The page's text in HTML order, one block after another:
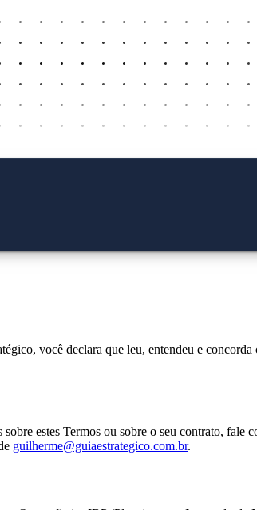
você declara que leu, entendeu e
sobre estes Termos ou sobre o seu contrato, fale
guilherme@guiaestrategico.com.br.